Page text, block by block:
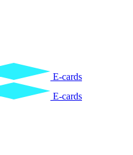
E-cards
E-cards